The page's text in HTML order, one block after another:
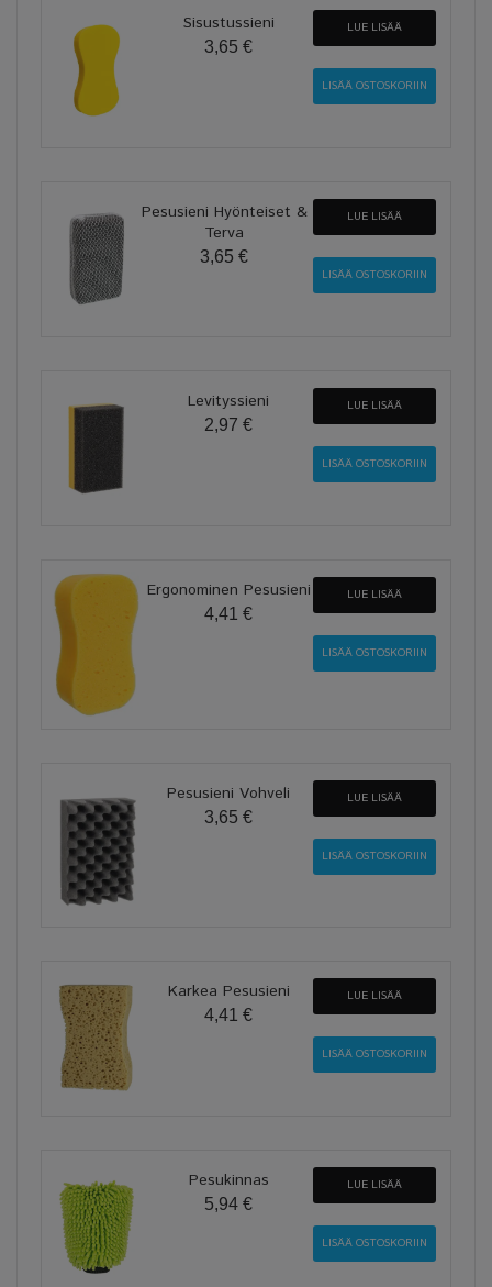
Sisustussieni
3,65 €
LUE LISÄÄ
Pesusieni Hyönteiset &
Terva
3,65 €
LUE LISÄÄ
Levityssieni
2,97 €
LUE LISÄÄ
Ergonominen Pesusieni
4,41 €
LUE LISÄÄ
Pesusieni Vohveli
3,65 €
LUE LISÄÄ
Karkea Pesusieni
4,41 €
LUE LISÄÄ
Pesukinnas
5,94 €
LUE LISÄÄ